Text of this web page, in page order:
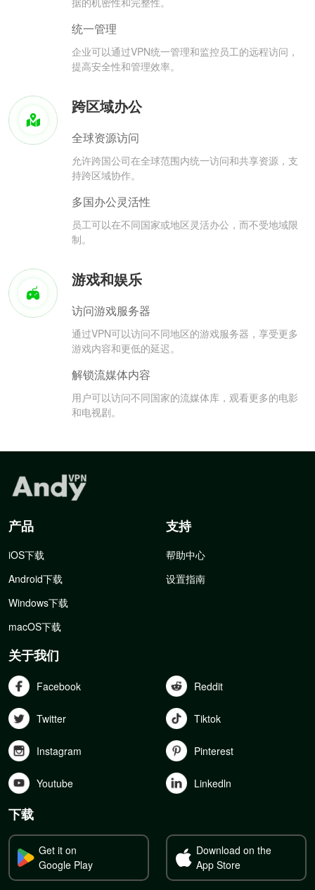
统一管理
企业可以通过VPN统一管理和监控员工的远程访问，
提高安全性和管理效率。
跨区域办公
全球资源访问
允许跨国公司在全球范围内统一访问和共享资源，支
持跨区域协作。
多国办公灵活性
员工可以在不同国家或地区灵活办公，而不受地域限
制。
游戏和娱乐
访问游戏服务器
通过VPN可以访问不同地区的游戏服务器，享受更多
游戏内容和更低的延迟。
解锁流媒体内容
用户可以访问不同国家的流媒体库，观看更多的电影
和电视剧。
产品
iOS下载
Android下载
Windows下载
macOS下载
支持
帮助中心
设置指南
关于我们
Facebook Reddit
Twitter Tiktok
Instagram Pinterest
Youtube Linkedln
下载
Get it on
Google Play
Download on the
App Store